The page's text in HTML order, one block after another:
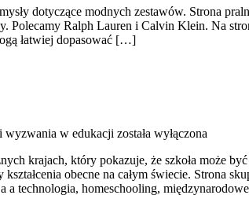
dotyczące modnych zestawów. Strona
Polecamy Ralph Lauren i Calvin Klein. Na
łatwiej dopasować […]
wyzwania w edukacji została wyłączona
krajach, który pokazuje, że szkoła może
obecne na całym świecie. Strona
a technologia, homeschooling,